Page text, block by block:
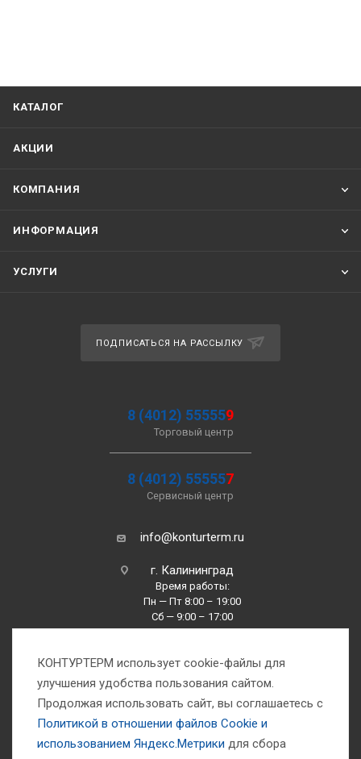
КАТАЛОГ
АКЦИИ
КОМПАНИЯ
ИНФОРМАЦИЯ
УСЛУГИ
ПОДПИСАТЬСЯ НА РАССЫЛКУ
8 (4012) 555559
Торговый центр
8 (4012) 555557
Сервисный центр
info@konturterm.ru
г. Калининград
Время работы:
Пн — Пт 8:00 – 19:00
Сб — 9:00 – 17:00
Вс —10:00 – 16:00
КОНТУРТЕРМ использует cookie-файлы для
улучшения удобства пользования сайтом.
Продолжая использовать сайт, вы соглашаетесь с
Политикой в отношении файлов Сookie и
использованием Яндекс.Метрики для сбора